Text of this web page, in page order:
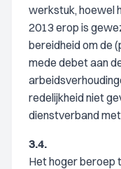
werkstuk, hoewel
2013 erop is
bereidheid om de
mede debet aan
redelijkheid niet
dienstverband
3.4.
Het hoger beroep